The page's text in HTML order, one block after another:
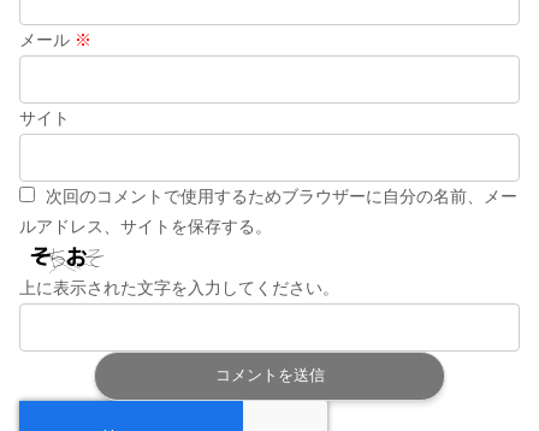
メール ※
サイト
次回のコメントで使用するためブラウザーに自分の名前、メー
ルアドレス、サイトを保存する。
上に表示された文字を入力してください。